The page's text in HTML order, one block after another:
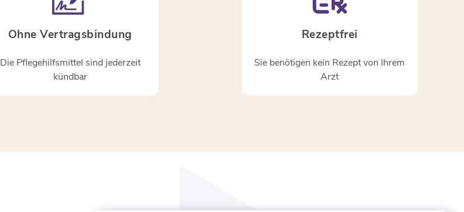
Ohne Vertragsbindung
Die Pflegehilfsmittel sind jederzeit
kündbar
Rezeptfrei
Sie benötigen kein Rezept von Ihrem
Arzt